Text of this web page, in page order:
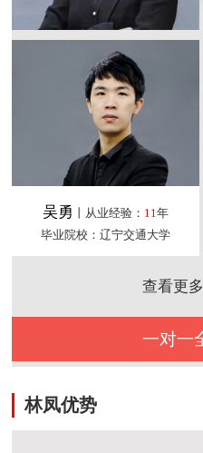
吴勇 丨从业经验： 11年
毕业院校：辽宁交通大学
查看更
一对一
林凤优势